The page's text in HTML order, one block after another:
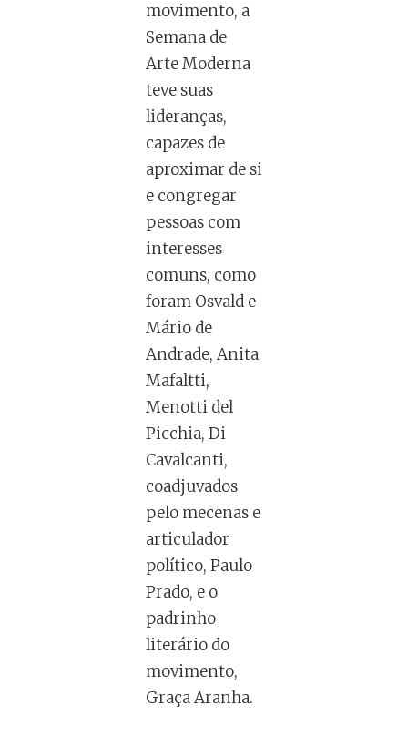
movimento, a
Semana de
Arte Moderna
teve suas
lideranças,
capazes de
aproximar de si
e congregar
pessoas com
interesses
comuns, como
foram Osvald e
Mário de
Andrade, Anita
Mafaltti,
Menotti del
Picchia, Di
Cavalcanti,
coadjuvados
pelo mecenas e
articulador
político, Paulo
Prado, e o
padrinho
literário do
movimento,
Graça Aranha.